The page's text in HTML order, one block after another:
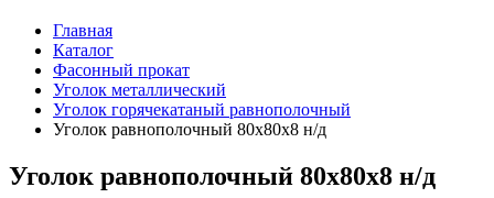
Главная
Каталог
Фасонный прокат
Уголок металлический
Уголок горячекатаный равнополочный
Уголок равнополочный 80x80х8 н/д
Уголок равнополочный 80x80х8 н/д